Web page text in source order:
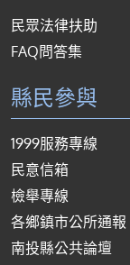
民眾法律扶助
FAQ問答集
縣民參與
1999服務專線
民意信箱
檢舉專線
各鄉鎮市公所通報
南投縣公共論壇